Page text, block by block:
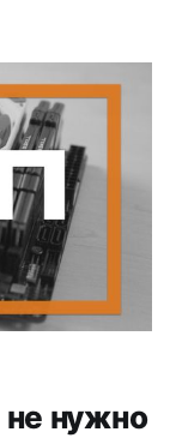
выбирать
нужно